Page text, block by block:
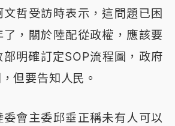
哲受訪時表示，這問題已困
，關於陸配從政權，應該要
明確訂定SOP流程圖，政府
但要告知人民。
會主委邱垂正稱未有人可以